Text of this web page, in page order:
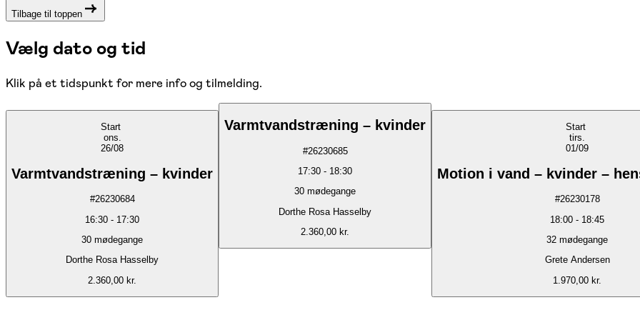
Tilbage til toppen
Vælg dato og tid
Klik på et tidspunkt for mere info og tilmelding.
Start
ons.
26/08
Varmtvandstræning – kvinder
#26230684
16:30 - 17:30
30 mødegange
Dorthe Rosa Hasselby
2.360,00 kr.
Varmtvandstræning – kvinder
#26230685
17:30 - 18:30
30 mødegange
Dorthe Rosa Hasselby
2.360,00 kr.
Start
tirs.
01/09
Motion i vand – kvinder –
#26230178
18:00 - 18:45
32 mødegange
Grete Andersen
1.970,00 kr.